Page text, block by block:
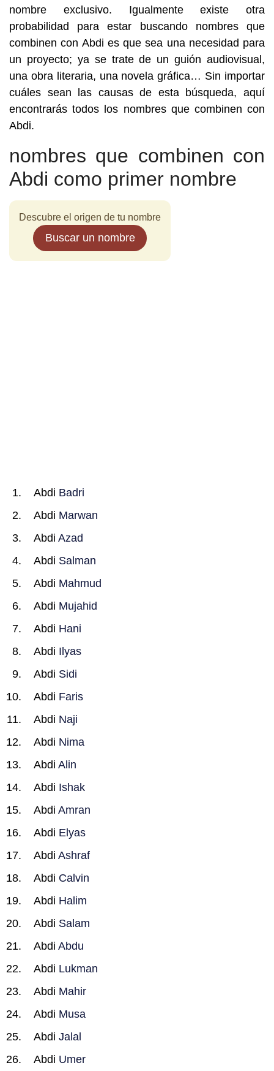
nombre exclusivo. Igualmente existe otra
probabilidad para estar buscando nombres que
combinen con Abdi es que sea una necesidad para
un proyecto; ya se trate de un guión audiovisual,
una obra literaria, una novela gráfica… Sin importar
cuáles sean las causas de esta búsqueda, aquí
encontrarás todos los nombres que combinen con
Abdi.
nombres que combinen con
Abdi como primer nombre
Descubre el origen de tu nombre
Buscar un nombre
Abdi Badri
Abdi Marwan
Abdi Azad
Abdi Salman
Abdi Mahmud
Abdi Mujahid
Abdi Hani
Abdi Ilyas
Abdi Sidi
Abdi Faris
Abdi Naji
Abdi Nima
Abdi Alin
Abdi Ishak
Abdi Amran
Abdi Elyas
Abdi Ashraf
Abdi Calvin
Abdi Halim
Abdi Salam
Abdi Abdu
Abdi Lukman
Abdi Mahir
Abdi Musa
Abdi Jalal
Abdi Umer